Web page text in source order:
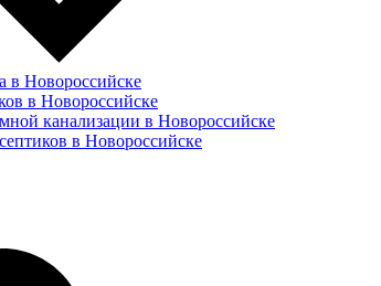
в Новороссийске
в Новороссийске
канализации в Новороссийске
в Новороссийске